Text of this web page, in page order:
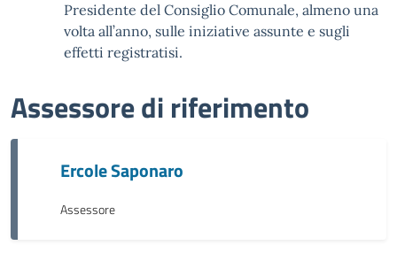
Presidente del Consiglio Comunale, almeno una
volta all’anno, sulle iniziative assunte e sugli
effetti registratisi.
Assessore di riferimento
Ercole Saponaro
Assessore